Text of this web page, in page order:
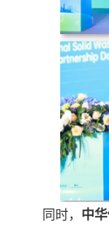
同时， 中